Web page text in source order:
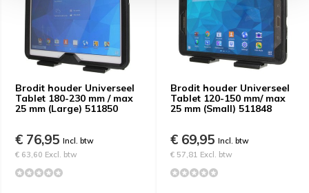
Brodit houder Universeel
Tablet 180-230 mm / max
25 mm (Large) 511850
€ 76,95 Incl. btw
€ 63,60 Excl. btw
Brodit houder Universeel
Tablet 120-150 mm/ max
25 mm (Small) 511848
€ 69,95 Incl. btw
€ 57,81 Excl. btw